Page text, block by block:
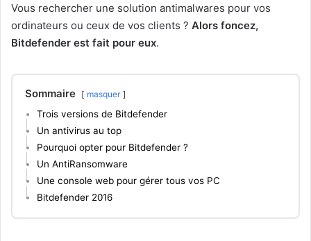
Vous rechercher une solution antimalwares pour vos
ordinateurs ou ceux de vos clients ? Alors foncez,
Bitdefender est fait pour eux.
Sommaire masquer
Trois versions de Bitdefender
Un antivirus au top
Pourquoi opter pour Bitdefender ?
Un AntiRansomware
Une console web pour gérer tous vos PC
Bitdefender 2016